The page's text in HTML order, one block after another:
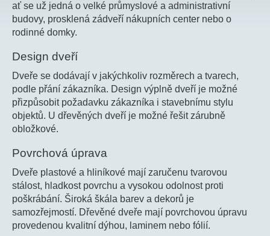
ať se už jedná o velké průmyslové a administrativní
budovy, prosklená zádveří nákupních center nebo o
rodinné domky.
Design dveří
Dveře se dodávají v jakýchkoliv rozměrech a tvarech,
podle přání zákazníka. Design výplně dveří je možné
přizpůsobit požadavku zákazníka i stavebnímu stylu
objektů. U dřevěných dveří je možné řešit zárubně
obložkové.
Povrchová úprava
Dveře plastové a hliníkové mají zaručenu tvarovou
stálost, hladkost povrchu a vysokou odolnost proti
poškrábání. Široká škála barev a dekorů je
samozřejmostí. Dřevěné dveře mají povrchovou úpravu
provedenou kvalitní dýhou, laminem nebo fólií.